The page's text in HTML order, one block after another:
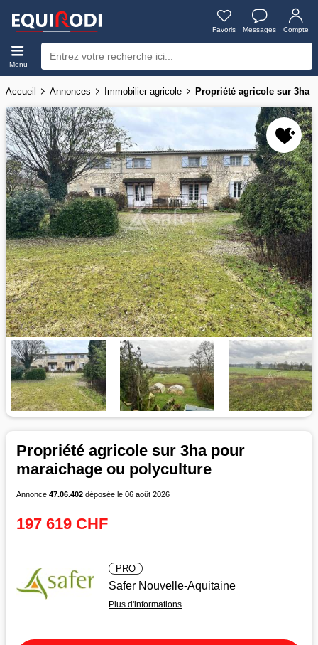
Favoris Messages Compte
Menu
Accueil Annonces Immobilier agricole Propriété agricole sur 3ha
Propriété agricole sur 3ha pour
maraichage ou polyculture
Annonce 47.06.402 déposée le 06 août 2026
197 619 CHF
PRO
Safer Nouvelle-Aquitaine
Plus d'informations